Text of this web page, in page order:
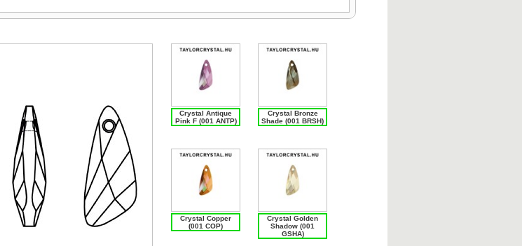
Crystal Antique
Pink F (001 ANTP)
Crystal Bronze
Shade (001 BRSH)
Crystal Copper
(001 COP)
Crystal Golden
Shadow (001
GSHA)